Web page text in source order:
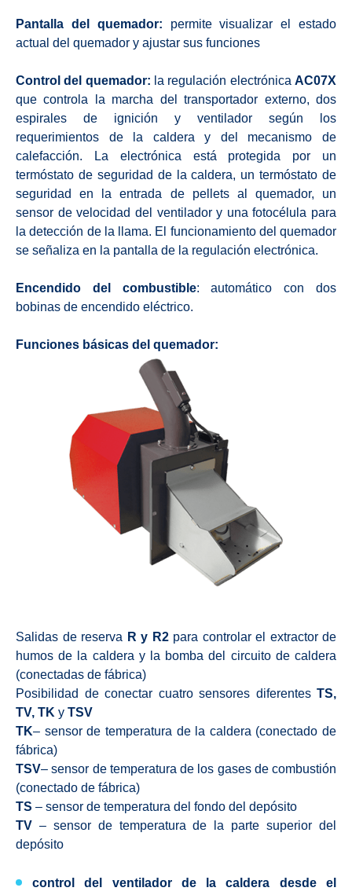
Pantalla del quemador: permite visualizar el estado
actual del quemador y ajustar sus funciones
Control del quemador: la regulación electrónicaAC07X
que controla la marcha del transportador externo, dos
espirales de ignición y ventilador según los
requerimientos de la caldera y del mecanismo de
calefacción. La electrónica está protegida por un
termóstato de seguridad de la caldera, un termóstato de
seguridad en la entrada de pellets al quemador, un
sensor de velocidad del ventilador y una fotocélula para
la detección de la llama. El funcionamiento del quemador
se señaliza en la pantalla de la regulación electrónica.
Encendido del combustible: automático con dos
bobinas de encendido eléctrico.
Funciones básicas del quemador:
Salidas de reserva R y R2para controlar el extractor de
humos de la caldera y la bomba del circuito de caldera
(conectadas de fábrica)
Posibilidad de conectar cuatro sensores diferentes TS,
TV, TK y TSV
TK– sensor de temperatura de la caldera (conectado de
fábrica)
TSV– sensor de temperatura de los gases de combustión
(conectado de fábrica)
TS – sensor de temperatura del fondo del depósito
TV – sensor de temperatura de la parte superior del
depósito
control del ventiladorde la caldera desde el